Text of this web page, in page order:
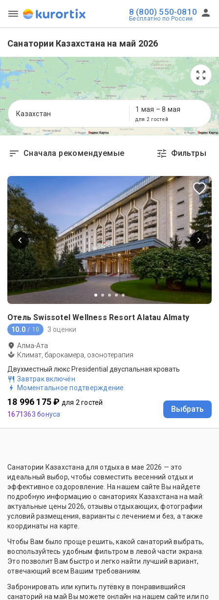
8 (800) 550-0810
Бесплатно по России
Санатории Казахстана на май 2026
Казахстан
1 мая – 8 мая
для 2 гостей
Сначала рекомендуемые Фильтры
Отель Swissotel Wellness Resort Alatau Almaty
10.0 / 10 3 оценки
Алма-Ата
Климат, барокамера, озонотерапия
Двухместный люкс Presidential двуспальная кровать
Завтрак включён
Моментальное подтверждение
18 996 175 ₽ для 2 гостей
1671363 бонуса
Выбрать
Санатории Казахстана для отдыха в мае 2026 — это
идеальный выбор, чтобы совместить весенний отдых и
эффективное оздоровление. На нашем сайте Вы найдете
подробную информацию о санаториях Казахстана на май:
актуальные цены 2026, отзывы отдыхающих, фотографии
условий размещения, варианты с лечением и без, а также
координаты на карте.
Чтобы Вам было проще решить, какой санаторий выбрать,
воспользуйтесь удобным фильтром в левой части экрана.
Это позволит Вам быстро и легко найти лучший вариант,
отвечающий всем Вашим требованиям.
Забронировать или купить путёвку в понравившийся
санаторий на май Вы можете онлайн на нашем сайте или по